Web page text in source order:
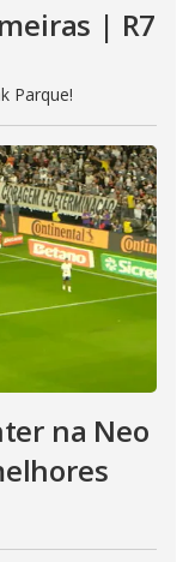
| R7
Parque!
na Neo